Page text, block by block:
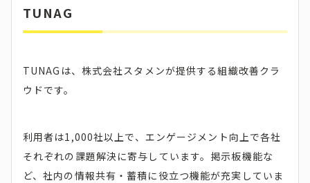
TUNAG
TUNAGは、株式会社スタメンが提供する組織改善クラ
ウドです。
利用者は1,000社以上で、エンゲージメント向上で各社
それぞれの課題解決に寄与しています。掲示板機能な
ど、社内の情報共有・蓄積に役立つ機能が充実していま